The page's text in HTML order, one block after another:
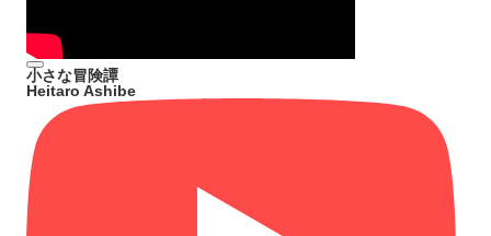
小さな冒険譚
Heitaro Ashibe